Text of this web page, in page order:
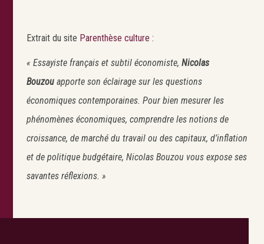
Extrait du site Parenthèse culture :
« Essayiste français et subtil économiste, Nicolas
Bouzouapporte son éclairage sur les questions
économiques contemporaines. Pour bien mesurer les
phénomènes économiques, comprendre les notions de
croissance, de marché du travail ou des capitaux, d’inflation
et de politique budgétaire, Nicolas Bouzou vous expose ses
savantes réflexions. »